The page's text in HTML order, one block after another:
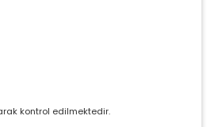
kontrol edilmektedir.